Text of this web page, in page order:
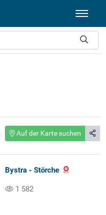
Auf der Karte suchen
Bystra - Störche
1 582